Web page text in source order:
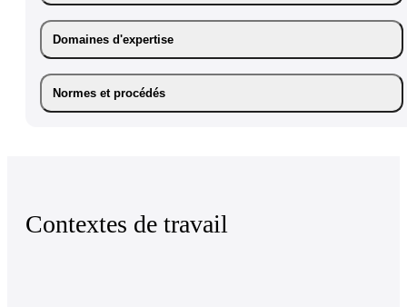
Domaines d'expertise
Normes et procédés
Contextes de travail